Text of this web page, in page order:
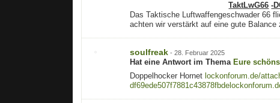
TaktLwG66 -
Das Taktische Luftwaffengeschwader 66
achten wir verstärkt auf eine gute
soulfreak- 28. Februar 2025
Hat eine Antwort im Thema Eure
Doppelhocker Hornet lockonforum.de/
df69ede507f7881c43878fbde